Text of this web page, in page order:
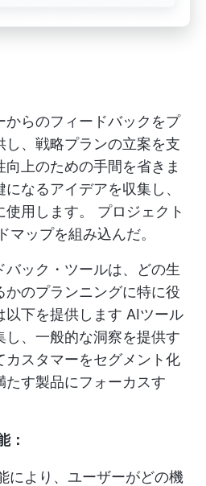
らのフィードバックをプ
し、戦略プランの立案を支
上のための手間を省きま
なるアイデアを収集し、
用します。 プロジェクト
マップを組み込んだ。
バック・ツールは、どの生
かのプランニングに特に役
下を提供します AIツール
し、一般的な洞察を提供す
カスタマーをセグメント化
たす製品にフォーカスす
：
により、ユーザーがどの機